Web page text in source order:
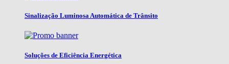
Sinalização Luminosa Automática de Trânsito
Soluções de Eficiência Energética